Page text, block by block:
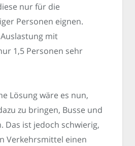
nur für die
Personen eignen.
mit
1,5 Personen sehr
Lösung wäre es nun,
zu bringen, Busse und
Das ist jedoch schwierig,
Verkehrsmittel einen